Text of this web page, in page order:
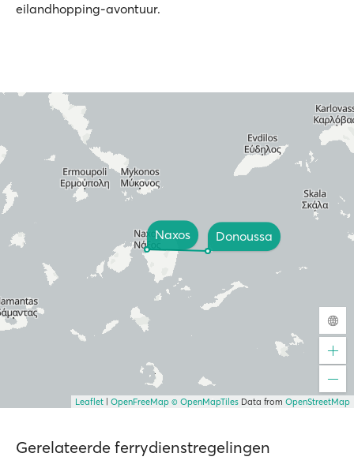
eilandhopping-avontuur.
Donoussa
Naxos
Leaflet OpenFreeMap © OpenMapTiles Data from OpenStreetMap
Gerelateerde ferrydienstregelingen